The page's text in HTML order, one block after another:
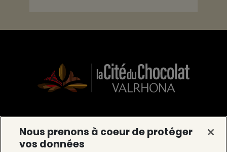
La Cité du Chocolat Valrhona
12 Avenue du Président Roosevelt 26600
Nous prenons à coeur de protéger
vos données